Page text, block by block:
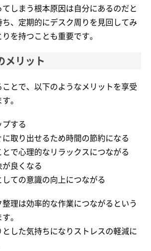
しまう根本原因は自分にあるのだと
、定期的にデスク周りを見回してみ
を持つことも重要です。
メリット
とで、以下のようなメリットを享受
。
プする
に取り出せるため時間の節約になる
とで心理的なリラックスにつながる
が良くなる
しての意識の向上につながる
理は効率的な作業につながるという
。
した気持ちになりストレスの軽減に